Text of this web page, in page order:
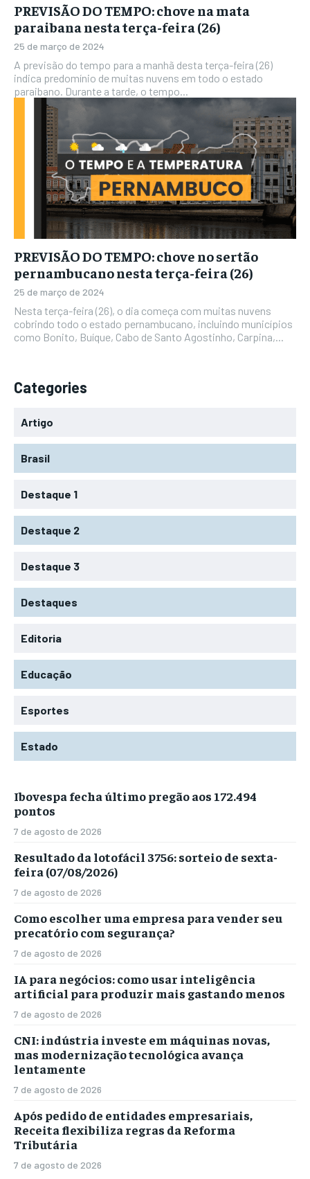
PREVISÃO DO TEMPO: chove na mata
paraibana nesta terça-feira (26)
25 de março de 2024
A previsão do tempo para a manhã desta terça-feira (26)
indica predomínio de muitas nuvens em todo o estado
paraibano. Durante a tarde, o tempo...
PREVISÃO DO TEMPO: chove no sertão
pernambucano nesta terça-feira (26)
25 de março de 2024
Nesta terça-feira (26), o dia começa com muitas nuvens
cobrindo todo o estado pernambucano, incluindo municípios
como Bonito, Buíque, Cabo de Santo Agostinho, Carpina,...
Categories
Artigo
Brasil
Destaque 1
Destaque 2
Destaque 3
Destaques
Editoria
Educação
Esportes
Estado
Ibovespa fecha último pregão aos 172.494
pontos
7 de agosto de 2026
Resultado da lotofácil 3756: sorteio de sexta-
feira (07/08/2026)
7 de agosto de 2026
Como escolher uma empresa para vender seu
precatório com segurança?
7 de agosto de 2026
IA para negócios: como usar inteligência
artificial para produzir mais gastando menos
7 de agosto de 2026
CNI: indústria investe em máquinas novas,
mas modernização tecnológica avança
lentamente
7 de agosto de 2026
Após pedido de entidades empresariais,
Receita flexibiliza regras da Reforma
Tributária
7 de agosto de 2026